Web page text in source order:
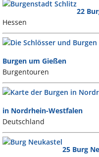
22
Hessen
Burgen um Gießen
Burgentouren
in Nordrhein-Westfalen
Deutschland
25 Burg